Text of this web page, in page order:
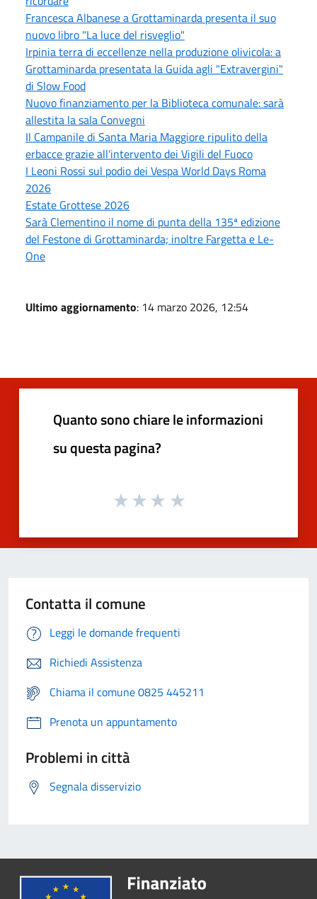
Francesca Albanese a Grottaminarda presenta il suo
nuovo libro "La luce del risveglio"
Irpinia terra di eccellenze nella produzione olivicola: a
Grottaminarda presentata la Guida agli "Extravergini"
di Slow Food
Nuovo finanziamento per la Biblioteca comunale: sarà
allestita la sala Convegni
Il Campanile di Santa Maria Maggiore ripulito della
erbacce grazie all'intervento dei Vigili del Fuoco
I Leoni Rossi sul podio dei Vespa World Days Roma
2026
Estate Grottese 2026
Sarà Clementino il nome di punta della 135ª edizione
del Festone di Grottaminarda; inoltre Fargetta e Le-
One
Ultimo aggiornamento: 14 marzo 2026, 12:54
Quanto sono chiare le informazioni
su questa pagina?
Contatta il comune
Leggi le domande frequenti
Richiedi Assistenza
Chiama il comune 0825 445211
Prenota un appuntamento
Problemi in città
Segnala disservizio